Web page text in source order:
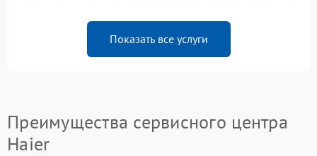
Показать все услуги
Преимущества сервисного центра
Haier